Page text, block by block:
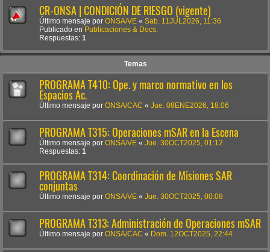
CR-ONSA | CONDICIÓN DE RIESGO (vigente)
Último mensaje por ONSA/VE « Sab. 11JUL2026, 11:36
Publicado en Publicaciones & Docs.
Respuestas: 1
Temas
PROGRAMA T410: Ope. y marco normativo en los
Espacios Ac.
Último mensaje por ONSA/CAC « Jue. 08ENE2026, 18:06
PROGRAMA T315: Operaciones mSAR en la Escena
Último mensaje por ONSA/VE « Jue. 30OCT2025, 01:12
Respuestas: 1
PROGRAMA T314: Coordinación de Misiones SAR
conjuntas
Último mensaje por ONSA/VE « Jue. 30OCT2025, 00:08
PROGRAMA T313: Administración de Operaciones mSAR
Último mensaje por ONSA/CAC « Dom. 12OCT2025, 22:44